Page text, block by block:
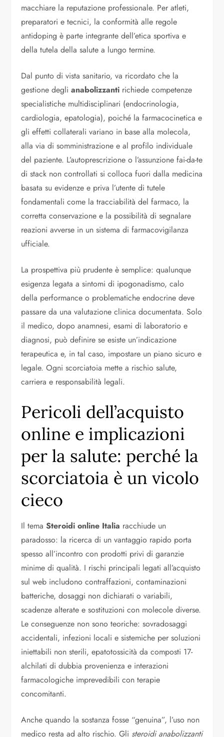
macchiare la reputazione professionale. Per atleti,
preparatori e tecnici, la conformità alle regole
antidoping è parte integrante dell’etica sportiva e
della tutela della salute a lungo termine.
Dal punto di vista sanitario, va ricordato che la
gestione deglianabolizzanti richiede competenze
specialistiche multidisciplinari (endocrinologia,
cardiologia, epatologia), poiché la farmacocinetica e
gli effetti collaterali variano in base alla molecola,
alla via di somministrazione e al profilo individuale
del paziente. L’autoprescrizione o l’assunzione fai-da-te
di stack non controllati si colloca fuori dalla medicina
basata su evidenze e priva l’utente di tutele
fondamentali come la tracciabilità del farmaco, la
corretta conservazione e la possibilità di segnalare
reazioni avverse in un sistema di farmacovigilanza
ufficiale.
La prospettiva più prudente è semplice: qualunque
esigenza legata a sintomi di ipogonadismo, calo
della performance o problematiche endocrine deve
passare da una valutazione clinica documentata. Solo
il medico, dopo anamnesi, esami di laboratorio e
diagnosi, può definire se esiste un’indicazione
terapeutica e, in tal caso, impostare un piano sicuro e
legale. Ogni scorciatoia mette a rischio salute,
carriera e responsabilità legali.
Pericoli dell’acquisto
online e implicazioni
per la salute: perché la
scorciatoia è un vicolo
cieco
Il temaSteroidi online Italia racchiude un
paradosso: la ricerca di un vantaggio rapido porta
spesso all’incontro con prodotti privi di garanzie
minime di qualità. I rischi principali legati all’acquisto
sul web includono contraffazioni, contaminazioni
batteriche, dosaggi non dichiarati o variabili,
scadenze alterate e sostituzioni con molecole diverse.
Le conseguenze non sono teoriche: sovradosaggi
accidentali, infezioni locali e sistemiche per soluzioni
iniettabili non sterili, epatotossicità da composti 17-
alchilati di dubbia provenienza e interazioni
farmacologiche imprevedibili con terapie
concomitanti.
Anche quando la sostanza fosse “genuina”, l’uso non
medico resta ad alto rischio. Gli steroidi anabolizzanti